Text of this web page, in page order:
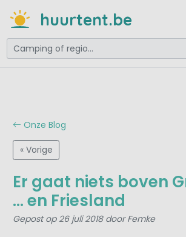
huurtent.be
Onze Blog
« Vorige
Er gaat niets boven
… en Friesland
Gepost op 26 juli 2018 door Femke